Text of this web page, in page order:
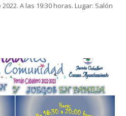
A las 19:30 horas. Lugar: Salón